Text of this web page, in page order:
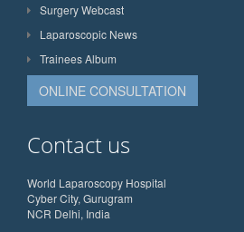
Surgery Webcast
Laparoscopic News
Trainees Album
ONLINE CONSULTATION
Contact us
World Laparoscopy Hospital
Cyber City, Gurugram
NCR Delhi, India